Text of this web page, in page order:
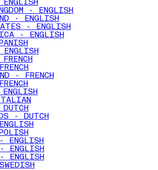
- ENGLISH
- ENGLISH
- ENGLISH
- ENGLISH
- FRENCH
- DUTCH
- ENGLISH
ENGLISH
ENGLISH